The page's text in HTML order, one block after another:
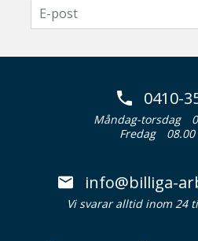
0410-
Måndag-torsdag
Fredag
info@billiga-
Vi svarar alltid inom 24